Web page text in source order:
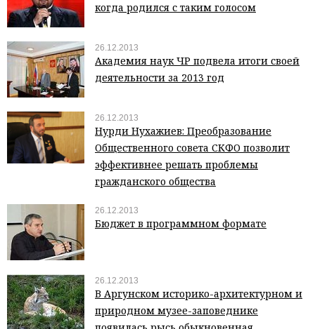
когда родился с таким голосом
26.12.2013
Академия наук ЧР подвела итоги своей
деятельности за 2013 год
26.12.2013
Нурди Нухажиев: Преобразование
Общественного совета СКФО позволит
эффективнее решать проблемы
гражданского общества
26.12.2013
Бюджет в программном формате
26.12.2013
В Аргунском историко-архитектурном и
природном музее-заповеднике